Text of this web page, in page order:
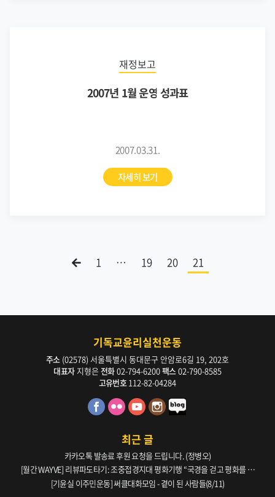
재정보고
2007년 1월 운영 성과표
2007.03.31.
자세히 보기
1 … 19 20 21
기독교윤리실천운동
주소 (02578) 서울특별시 동대문구 안암로6길 19, 202호
대표자지형은 전화02-794-6200팩스 02-790-8585
고유번호 112-82-04284
최근 글
카카오톡 발송료 후원 요청을 드립니다. (정병오)
[월간 WAYVE] 리뷰파도타기: 조중접경지대 평화기행 “국경을 걷고 평화를 생
각하다” _ 105호
[기윤실 이주민운동] 써클대화모임 - 곁이 된 사람들(8/11)